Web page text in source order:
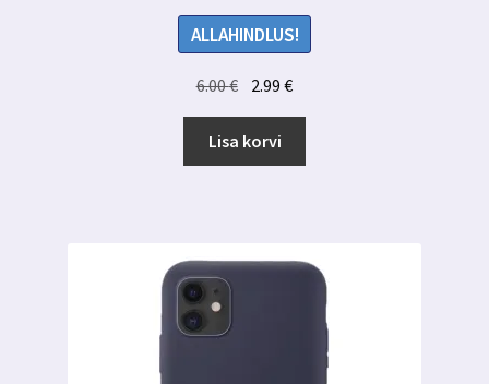
ALLAHINDLUS!
6.00€ Algne
hind
oli:
6.00 €.
2.99€Praegune
hind
2.99 €.
Lisa korvi